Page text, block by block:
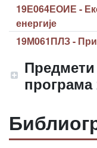
19Е064ЕОИЕ -
енергије
19М061ПЛЗ -
Предмети
програма